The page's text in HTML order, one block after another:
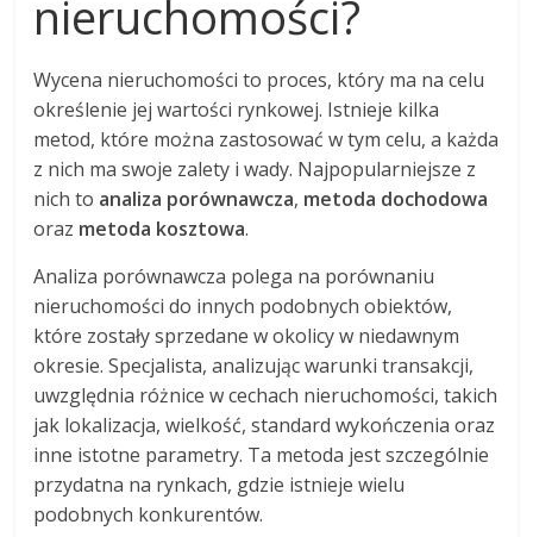
nieruchomości?
Wycena nieruchomości to proces, który ma na celu
określenie jej wartości rynkowej. Istnieje kilka
metod, które można zastosować w tym celu, a każda
z nich ma swoje zalety i wady. Najpopularniejsze z
nich to analiza porównawcza, metoda dochodowa
oraz metoda kosztowa.
Analiza porównawcza polega na porównaniu
nieruchomości do innych podobnych obiektów,
które zostały sprzedane w okolicy w niedawnym
okresie. Specjalista, analizując warunki transakcji,
uwzględnia różnice w cechach nieruchomości, takich
jak lokalizacja, wielkość, standard wykończenia oraz
inne istotne parametry. Ta metoda jest szczególnie
przydatna na rynkach, gdzie istnieje wielu
podobnych konkurentów.